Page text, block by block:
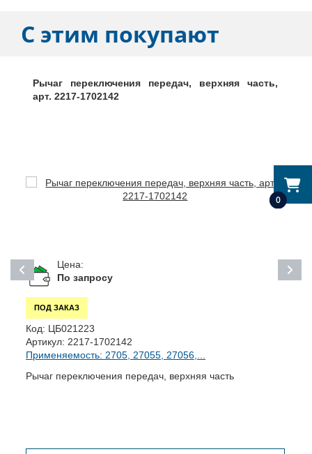
0
С этим покупают
Рычаг переключения передач, верхняя часть,
арт. 2217-1702142
Цена:
По запросу
ПОД ЗАКАЗ
Код: ЦБ021223
Артикул: 2217-1702142
Применяемость: 2705, 27055, 27056,...
Рычаг переключения передач, верхняя часть